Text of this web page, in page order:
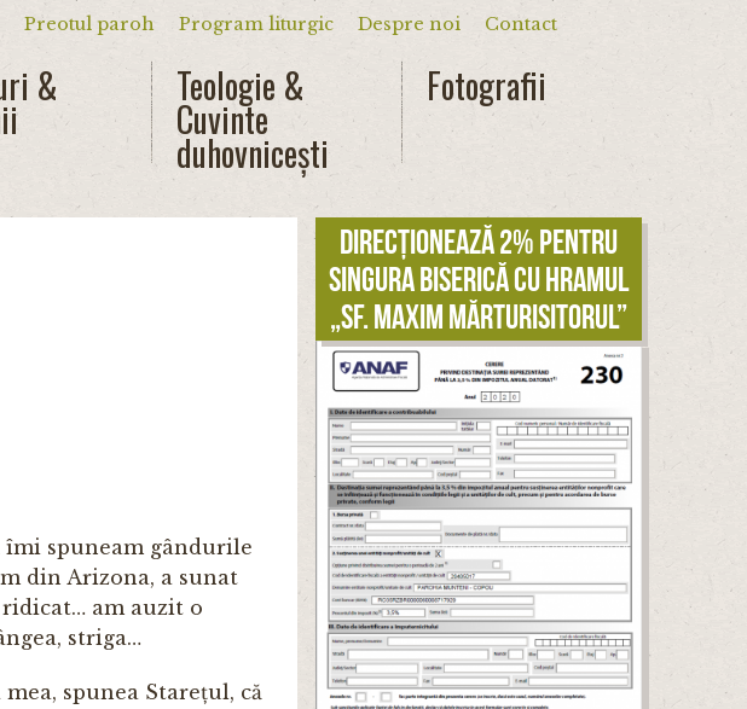
Meniu secundar
Preotul paroh Program liturgic Despre noi Contact
& Teologie &
Cuvinte
duhovnicești
Fotografii
îmi spuneam gândurile
din Arizona, a sunat
am auzit o
striga…
spunea Starețul, că
Direcționează 2% pentru
singura biserică cu hramul
„Sf. Maxim Mărturisitorul”